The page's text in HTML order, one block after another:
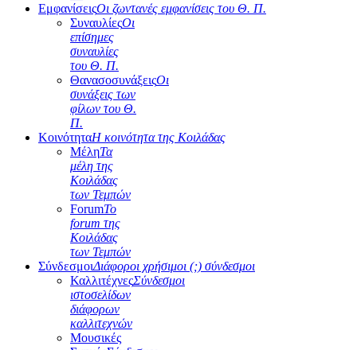
ΕμφανίσειςΟι ζωντανές εμφανίσεις του Θ. Π.
ΣυναυλίεςΟι
επίσημες
συναυλίες
του Θ. Π.
ΘανασοσυνάξειςΟι
συνάξεις των
φίλων του Θ.
Π.
ΚοινότηταΗ κοινότητα της Κοιλάδας
ΜέληΤα
μέλη της
Κοιλάδας
των Τεμπών
ForumΤο
forum της
Κοιλάδας
των Τεμπών
ΣύνδεσμοιΔιάφοροι χρήσιμοι (;) σύνδεσμοι
ΚαλλιτέχνεςΣύνδεσμοι
ιστοσελίδων
διάφορων
καλλιτεχνών
Μουσικές